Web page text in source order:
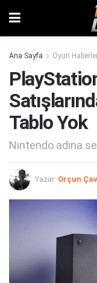
Ana Sayfa Oyun
Tablo Yok
Nintendo adına
Yazar: Orçun